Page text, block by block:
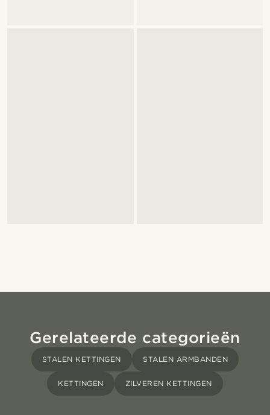
Gerelateerde categorieën
STALEN KETTINGEN STALEN ARMBANDEN
KETTINGEN ZILVEREN KETTINGEN